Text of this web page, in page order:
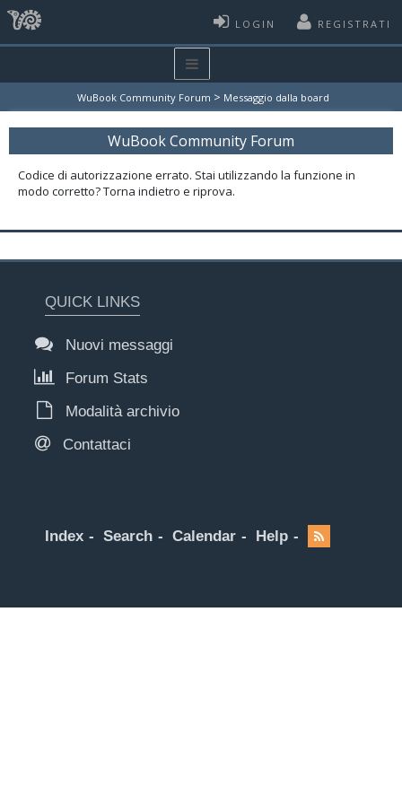
LOGIN REGISTRATI
WuBook Community Forum > Messaggio dalla board
WuBook Community Forum
Codice di autorizzazione errato. Stai utilizzando la funzione in
modo corretto? Torna indietro e riprova.
QUICK LINKS
Nuovi messaggi
Forum Stats
Modalità archivio
Contattaci
Index Search Calendar Help